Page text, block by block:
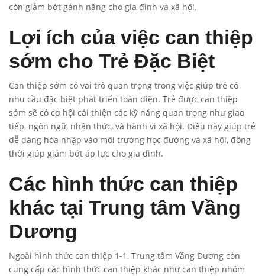
còn giảm bớt gánh nặng cho gia đình và xã hội.
Lợi ích của việc can thiệp
sớm cho Trẻ Đặc Biệt
Can thiệp sớm có vai trò quan trọng trong việc giúp trẻ có
nhu cầu đặc biệt phát triển toàn diện. Trẻ được can thiệp
sớm sẽ có cơ hội cải thiện các kỹ năng quan trọng như giao
tiếp, ngôn ngữ, nhận thức, và hành vi xã hội. Điều này giúp trẻ
dễ dàng hòa nhập vào môi trường học đường và xã hội, đồng
thời giúp giảm bớt áp lực cho gia đình.
Các hình thức can thiệp
khác tại Trung tâm Vầng
Dương
Ngoài hình thức can thiệp 1-1, Trung tâm Vầng Dương còn
cung cấp các hình thức can thiệp khác như can thiệp nhóm